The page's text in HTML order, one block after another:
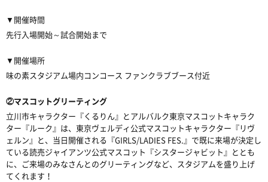
▼ 開催時間
先行入場開始～試合開始まで
▼ 開催場所
味の素スタジアム場内コンコース ファンクラブブース付近
②マスコットグリーティング
立川市キャラクター『くるりん』とアルバルク東京マスコットキャラク
ター『ルーク』は、東京ヴェルディ公式マスコットキャラクター『リヴ
ェルン』と、当日開催される『GIRLS/LADIES FES.』で既に来場が決定し
ている読売ジャイアンツ公式マスコット『シスタージャビット』ととも
に、ご来場のみなさんとのグリーティングなど、スタジアムを盛り上げ
てくれます！